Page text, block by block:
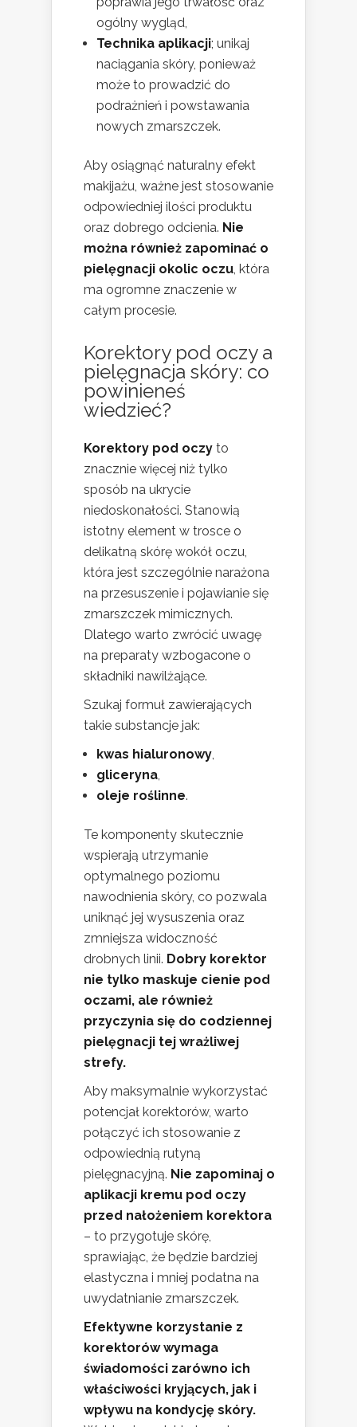
ogólny wygląd,
Technika aplikacji; unikaj
naciągania skóry, ponieważ
może to prowadzić do
podrażnień i powstawania
nowych zmarszczek.
Aby osiągnąć naturalny efekt
makijażu, ważne jest stosowanie
odpowiedniej ilości produktu
oraz dobrego odcienia. Nie
można również zapominać o
pielęgnacji okolic oczu , która
ma ogromne znaczenie w
całym procesie.
Korektory pod oczy a
pielęgnacja skóry: co
powinieneś
wiedzieć?
Korektory pod oczy to
znacznie więcej niż tylko
sposób na ukrycie
niedoskonałości. Stanowią
istotny element w trosce o
delikatną skórę wokół oczu,
która jest szczególnie narażona
na przesuszenie i pojawianie się
zmarszczek mimicznych.
Dlatego warto zwrócić uwagę
na preparaty wzbogacone o
składniki nawilżające.
Szukaj formuł zawierających
takie substancje jak:
kwas hialuronowy
gliceryna
oleje roślinne.
Te komponenty skutecznie
wspierają utrzymanie
optymalnego poziomu
nawodnienia skóry, co pozwala
uniknąć jej wysuszenia oraz
zmniejsza widoczność
drobnych linii. Dobry korektor
nie tylko maskuje cienie pod
oczami, ale również
przyczynia się do codziennej
pielęgnacji tej wrażliwej
strefy.
Aby maksymalnie wykorzystać
potencjał korektorów, warto
połączyć ich stosowanie z
odpowiednią rutyną
pielęgnacyjną. Nie zapominaj o
aplikacji kremu pod oczy
przed nałożeniem korektora
– to przygotuje skórę,
sprawiając, że będzie bardziej
elastyczna i mniej podatna na
uwydatnianie zmarszczek.
Efektywne korzystanie z
korektorów wymaga
świadomości zarówno ich
właściwości kryjących, jak i
wpływu na kondycję skóry.